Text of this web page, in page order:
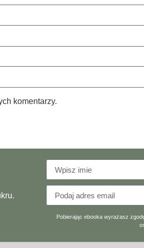
komentarzy.
Pobierając ebooka wyrażasz